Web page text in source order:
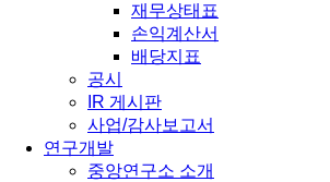
재무상태표
손익계산서
배당지표
공시
IR 게시판
사업/감사보고서
연구개발
중앙연구소 소개